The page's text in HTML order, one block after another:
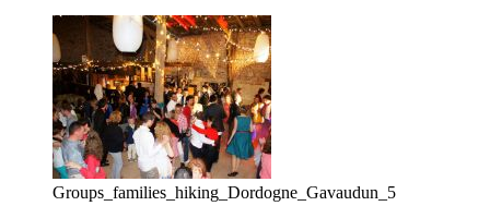
Groups_families_hiking_Dordogne_Gavaudun_5